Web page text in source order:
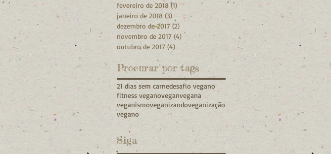
fevereiro de 2018 (1)1 post
janeiro de 2018 (3) 3 posts
dezembro de 2017 (2)
novembro de 2017 (4) 4 posts
outubro de 2017 (4)
Procurar por tags
21 dias sem carnedesafio vegano
fitness veganoveganvegana
veganismoveganizandoveganização
vegano
Siga